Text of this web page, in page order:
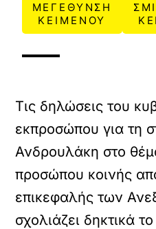
ΜΕΓΕΘΥΝΣΗ
ΚΕΙΜΕΝΟΥ
Τις δηλώσεις του
εκπροσώπου για τη
Ανδρουλάκη στο
προσώπου κοινής
επικεφαλής των
σχολιάζει δηκτικά